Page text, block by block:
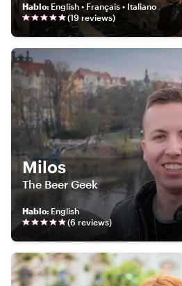
Hablo: English • Français • Italiano
(19 reviews)
Milos
The Beer Geek
Hablo: English
(6 reviews)